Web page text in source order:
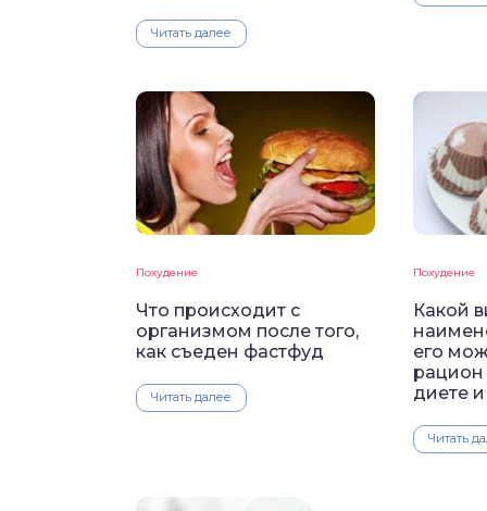
Читать далее
Похудение
Что происходит с
организмом после того,
как съеден фастфуд
Читать далее
Похудение
Какой
его
рацион
диете
Читать